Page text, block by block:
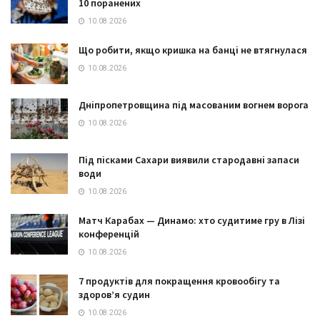
10.08.2026
Що робити, якщо кришка на банці не втягнулася
10.08.2026
Дніпропетровщина під масованим вогнем ворога
10.08.2026
Під пісками Сахари виявили стародавні запаси
води
10.08.2026
Матч Карабах — Динамо: хто судитиме гру в Лізі
конференцій
10.08.2026
7 продуктів для покращення кровообігу та
здоров’я судин
10.08.2026